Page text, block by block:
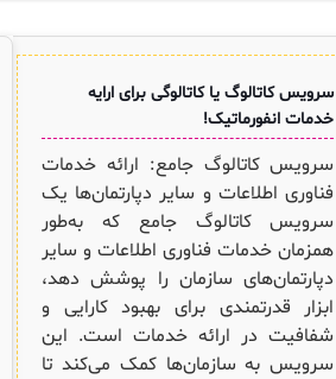
سرویس کاتالوگ یا کاتالوگی برای ارایه
خدمات انفورماتیک!
سرویس کاتالوگ جامع: ارائه خدمات
فناوری اطلاعات و سایر دپارتمان‌ها یک
سرویس کاتالوگ جامع که به‌طور
همزمان خدمات فناوری اطلاعات و سایر
دپارتمان‌های سازمان را پوشش دهد،
ابزار قدرتمندی برای بهبود کارایی و
شفافیت در ارائه خدمات است. این
سرویس به سازمان‌ها کمک می‌کند تا